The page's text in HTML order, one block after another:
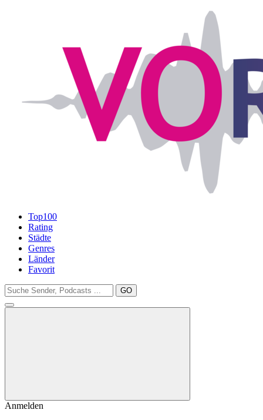
Top100
Rating
Städte
Genres
Länder
Favorit
GO
Anmelden